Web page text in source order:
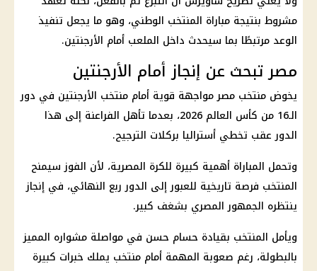
مشروط بنتيجة مباراة المنتخب الوطني، وهو ما يجعل تنفيذ
الوعد مرتبطًا بما سيحدث داخل الملعب أمام الأرجنتين.
مصر تبحث عن إنجاز أمام الأرجنتين
يخوض منتخب مصرمواجهة قوية أمام منتخب الأرجنتين في دور
الـ16 من
كأس العالم 2026
، بعدما تأهل الفراعنة إلى هذا
الدور عقب تخطي أستراليا بركلات الترجيح.
وتحمل المباراة أهمية كبيرة للكرة المصرية، لأن الفوز سيمنح
المنتخب فرصة تاريخية للعبور إلى الدور ربع النهائي، في إنجاز
ينتظره الجمهور المصري بشغف كبير.
ويأمل المنتخب بقيادة حسام حسن في مواصلة مشواره المميز
بالبطولة، رغم صعوبة المهمة أمام منتخب يملك خبرات كبيرة